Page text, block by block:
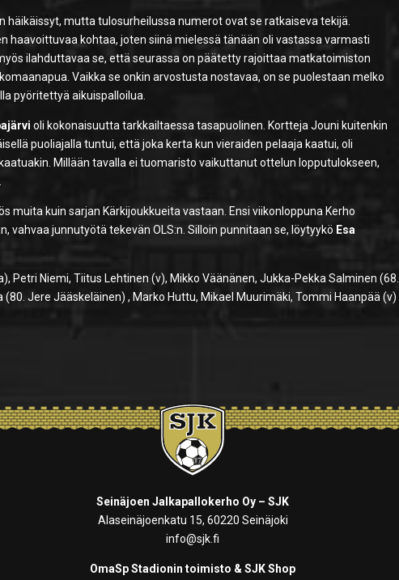
häikäissyt, mutta tulosurheilussa numerot ovat se ratkaiseva tekijä.
haavoittuvaa kohtaa, joten siinä mielessä tänään oli vastassa varmasti
ilahduttavaa se, että seurassa on päätetty rajoittaa matkatoimiston
Vaikka se onkin arvostusta nostavaa, on se puolestaan melko
pyöritettyä aikuispalloilua.
oli kokonaisuutta tarkkailtaessa tasapuolinen. Kortteja Jouni kuitenkin
puoliajalla tuntui, että joka kerta kun vieraiden pelaaja kaatui, oli
Millään tavalla ei tuomaristo vaikuttanut ottelun lopputulokseen,
muita kuin sarjan Kärkijoukkueita vastaan. Ensi viikonloppuna Kerho
vahvaa junnutyötä tekevän OLS:n. Silloin punnitaan se, löytyykö Esa
Petri Niemi, Tiitus Lehtinen (v), Mikko Väänänen, Jukka-Pekka Salminen (68.
(80. Jere Jääskeläinen) , Marko Huttu, Mikael Muurimäki, Tommi Haanpää (v)
Seinäjoen Jalkapallokerho Oy – SJK
Alaseinäjoenkatu 15, 60220 Seinäjoki
info@sjk.fi
OmaSp Stadionin toimisto & SJK Shop